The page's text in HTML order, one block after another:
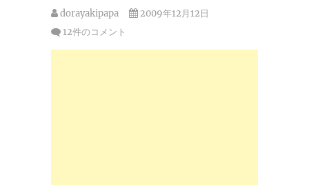
dorayakipapa
2009年12月12日
12件のコメント